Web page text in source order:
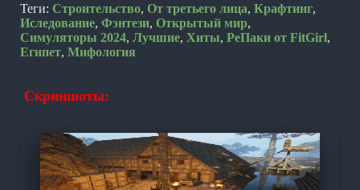
Теги: Строительство, От третьего лица, Крафтинг,
Иследование, Фэнтези, Открытый мир,
Симуляторы 2024, Лучшие, Хиты, РеПаки от FitGirl,
Египет, Мифология
Скриншоты: